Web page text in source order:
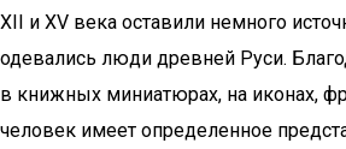
XII и XV века оставили немного
одевались люди древней Руси.
в книжных миниатюрах, на иконах,
человек имеет определенное